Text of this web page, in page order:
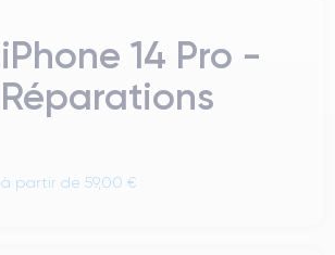
iPhone 14 Pro -
Réparations
à partir de 59,00 €